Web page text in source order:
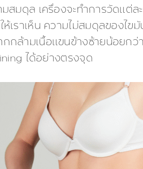
สมดุล เครื่องจะทำการวัดแต่
เราเห็น ความไม่สมดุลของไข
ากกล้ามเนื้อแขนข้างซ้ายน้อย
ได้อย่างตรงจุด